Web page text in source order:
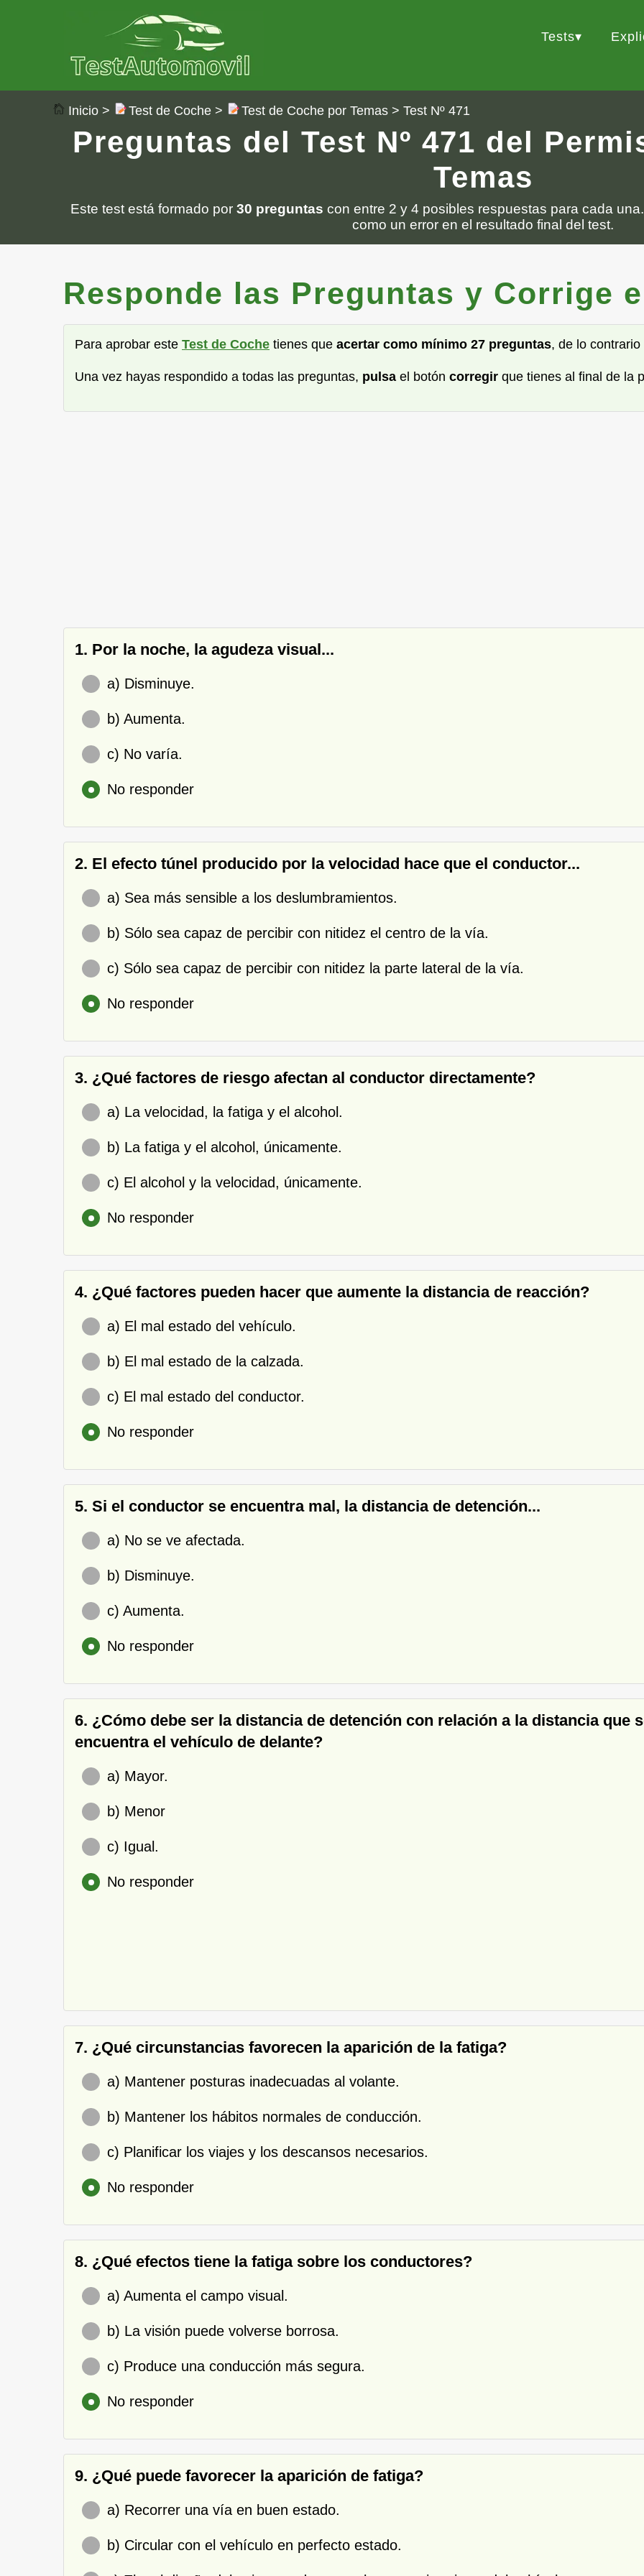
Tests
Inicio > Test de Coche > Test de Coche por Temas > Test Nº 471
Preguntas del Test Nº 471 del
Temas
Este test está formado por 30 preguntas con entre 2 y 4 posibles respuestas para cada
como un error en el resultado final del test.
Responde las Preguntas y Corrige
Para aprobar este Test de Coche tienes que acertar como mínimo 27 preguntas, de lo
Una vez hayas respondido a todas las preguntas, pulsa el botón corregir que tienes al final de la
1. Por la noche, la agudeza visual...
a) Disminuye.
b) Aumenta.
c) No varía.
No responder
2. El efecto túnel producido por la velocidad hace que el conductor...
a) Sea más sensible a los deslumbramientos.
b) Sólo sea capaz de percibir con nitidez el centro de la vía.
c) Sólo sea capaz de percibir con nitidez la parte lateral de la vía.
No responder
3. ¿Qué factores de riesgo afectan al conductor directamente?
a) La velocidad, la fatiga y el alcohol.
b) La fatiga y el alcohol, únicamente.
c) El alcohol y la velocidad, únicamente.
No responder
4. ¿Qué factores pueden hacer que aumente la distancia de reacción?
a) El mal estado del vehículo.
b) El mal estado de la calzada.
c) El mal estado del conductor.
No responder
5. Si el conductor se encuentra mal, la distancia de detención...
a) No se ve afectada.
b) Disminuye.
c) Aumenta.
No responder
6. ¿Cómo debe ser la distancia de detención con relación a la distancia que
encuentra el vehículo de delante?
a) Mayor.
b) Menor
c) Igual.
No responder
7. ¿Qué circunstancias favorecen la aparición de la fatiga?
a) Mantener posturas inadecuadas al volante.
b) Mantener los hábitos normales de conducción.
c) Planificar los viajes y los descansos necesarios.
No responder
8. ¿Qué efectos tiene la fatiga sobre los conductores?
a) Aumenta el campo visual.
b) La visión puede volverse borrosa.
c) Produce una conducción más segura.
No responder
9. ¿Qué puede favorecer la aparición de fatiga?
a) Recorrer una vía en buen estado.
b) Circular con el vehículo en perfecto estado.